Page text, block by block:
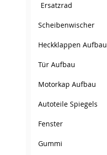
ZUR
WUNSCHLISTE
HINZUFÜGEN
ZUR
VERGLEICHSLISTE
HINZUFÜGEN
HINZUFÜGEN
VERGLEICHSLISTE
HINZUFÜGEN
HINZUFÜGEN
VERGLEICHSLISTE
HINZUFÜGEN
HINZUFÜGEN
Ersatzrad
Scheibenwischer
Heckklappen Aufbau
Tür Aufbau
Motorkap Aufbau
Autoteile Spiegels
Fenster
Gummi